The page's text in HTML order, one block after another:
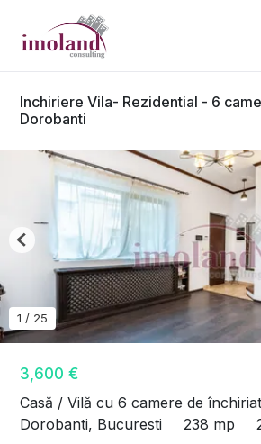
Inchiriere Vila- Rezidential - 6
Dorobanti
3,600 €
Casă / Vilă cu 6 camere de închiriat
Dorobanti, Bucuresti
238 mp
1 / 25
Previous